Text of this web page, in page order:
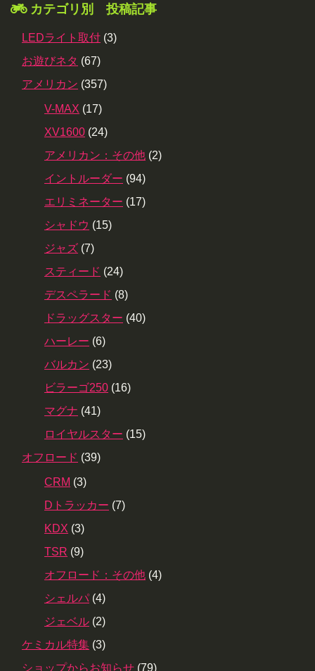
カテゴリ別 投稿記事
LEDライト取付 (3)
お遊びネタ (67)
アメリカン (357)
V-MAX (17)
XV1600 (24)
アメリカン：その他 (2)
イントルーダー (94)
エリミネーター (17)
シャドウ (15)
ジャズ (7)
スティード (24)
デスペラード (8)
ドラッグスター (40)
ハーレー (6)
バルカン (23)
ビラーゴ250 (16)
マグナ (41)
ロイヤルスター (15)
オフロード (39)
CRM (3)
Dトラッカー (7)
KDX (3)
TSR (9)
オフロード：その他 (4)
シェルパ (4)
ジェベル (2)
ケミカル特集 (3)
ショップからお知らせ (79)